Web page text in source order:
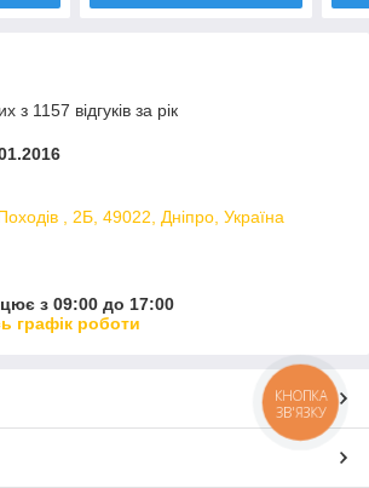
з 1157 відгуків за рік
, 2Б, 49022, Дніпро, Україна
з 09:00 до 17:00
графік роботи
КНОПКА
ЗВ'ЯЗКУ